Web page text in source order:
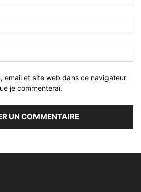
email et site web dans ce navigateur
je commenterai.